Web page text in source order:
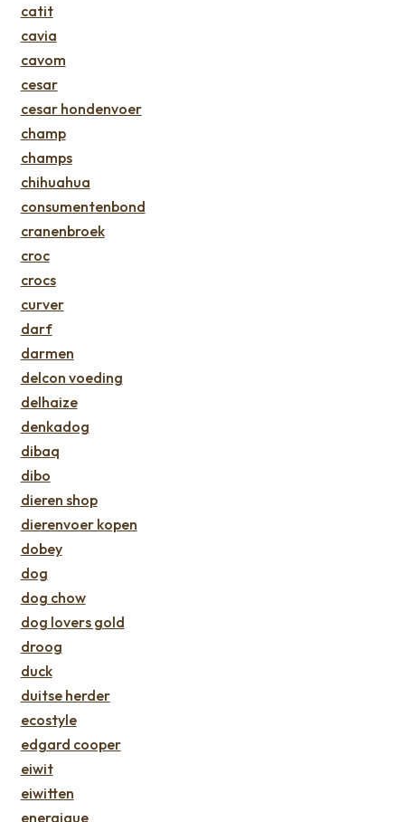
catit
cavia
cavom
cesar
cesar hondenvoer
champ
champs
chihuahua
consumentenbond
cranenbroek
croc
crocs
curver
darf
darmen
delcon voeding
delhaize
denkadog
dibaq
dibo
dieren shop
dierenvoer kopen
dobey
dog
dog chow
dog lovers gold
droog
duck
duitse herder
ecostyle
edgard cooper
eiwit
eiwitten
energique